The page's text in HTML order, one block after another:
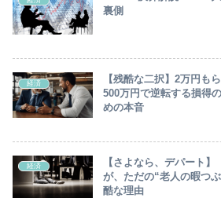
裏側
経済
【残酷な二択】2万円も
500万円で逆転する損得
めの本音
経済
【さよなら、デパート
が、ただの“老人の暇つ
酷な理由